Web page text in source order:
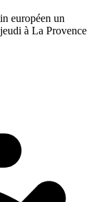
européen un
à La Provence